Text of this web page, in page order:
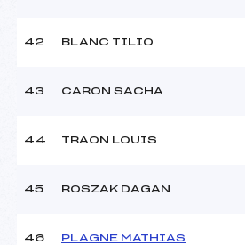
42 BLANC TILIO
43 CARON SACHA
44 TRAON LOUIS
45 ROSZAK DAGAN
46 PLAGNE MATHIAS